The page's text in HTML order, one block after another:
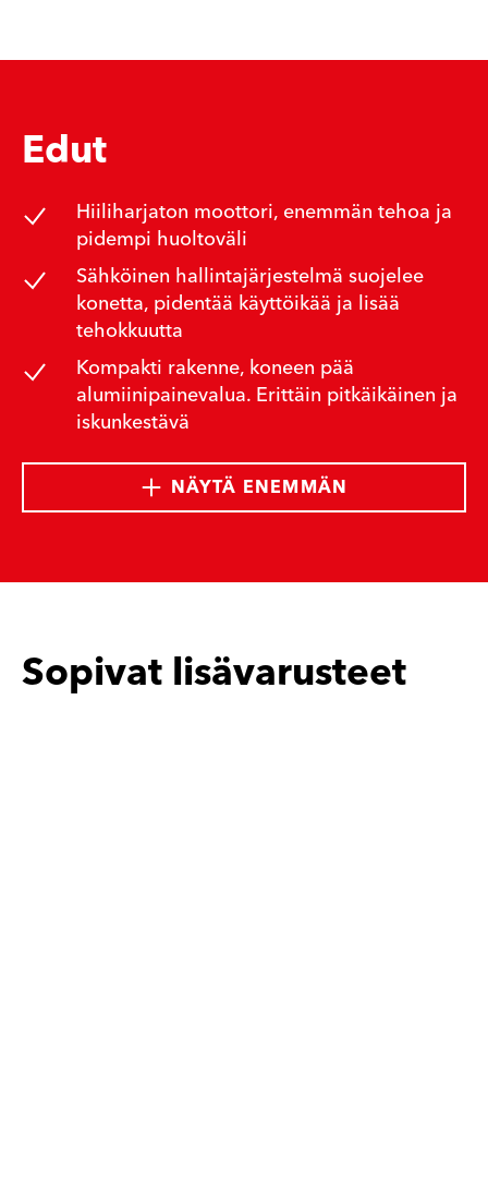
Edut
Hiiliharjaton moottori, enemmän tehoa ja
pidempi huoltoväli
Sähköinen hallintajärjestelmä suojelee
konetta, pidentää käyttöikää ja lisää
tehokkuutta
Kompakti rakenne, koneen pää
alumiinipainevalua. Erittäin pitkäikäinen ja
iskunkestävä
NÄYTÄ ENEMMÄN
Sopivat lisävarusteet